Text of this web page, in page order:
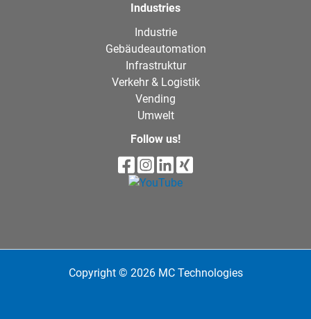
Industries
Industrie
Gebäudeautomation
Infrastruktur
Verkehr & Logistik
Vending
Umwelt
Follow us!
Copyright © 2026 MC Technologies